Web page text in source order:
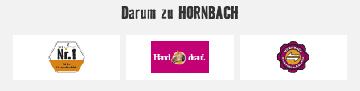
Darum zu HORNBACH